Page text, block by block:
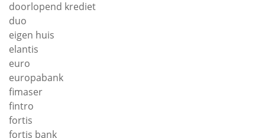
doorlopend krediet
duo
eigen huis
elantis
euro
europabank
fimaser
fintro
fortis
fortis bank